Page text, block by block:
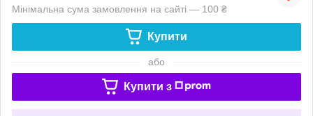
Мінімальна сума замовлення на сайті — 100 ₴
Купити
або
Купити з